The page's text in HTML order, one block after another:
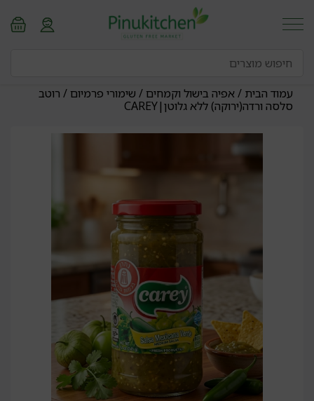
עמוד הבית /אפיה בישול וקמחים / שימורי פרמיום / רוטב
סלסה ורדה(ירוקה) ללא גלוטן|CAREY